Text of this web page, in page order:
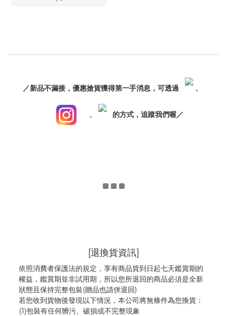
／新品不漏接，優惠搶貨獲得第一手消息，可透過 、
、 的方式，追蹤我們喔／
[退換貨資訊]
依照消費者保護法的規定，享有商品貨到日起七天鑑賞期的
權益，鑑賞期並非試用期，所以您所退回的商品必須是全新
狀態且保持完整包裝(贈品也請併退回)
若您收到貨物後發現以下情況，本公司將無條件為您換貨：
(1)包裝有任何髒污、破損或不完整現象